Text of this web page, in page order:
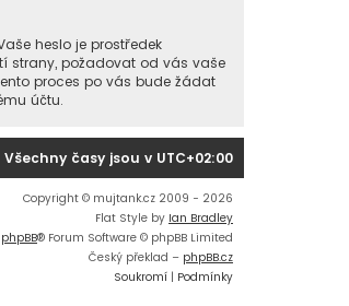
heslo je prostředek
strany, požadovat od vás vaše
proces po vás bude žádat
účtu.
Všechny časy jsou v UTC+02:00
Copyright © mujtank.cz 2009 - 2026
Flat Style by Ian Bradley
phpBB® Forum Software © phpBB Limited
Český překlad – phpBB.cz
Soukromí | Podmínky